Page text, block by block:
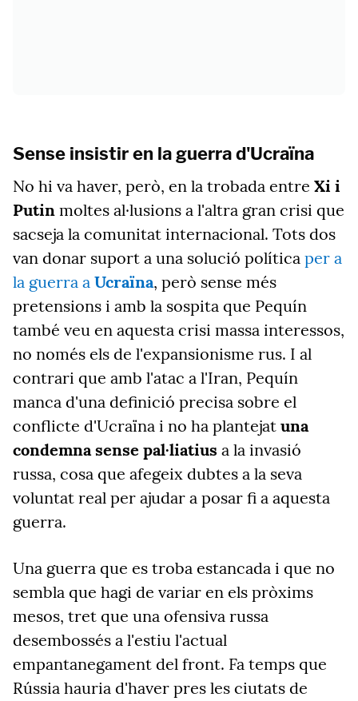
Sense insistir en la guerra d'Ucraïna
No hi va haver, però, en la trobada entre Xi i
Putin moltes al·lusions a l'altra gran crisi que
sacseja la comunitat internacional. Tots dos
van donar suport a una solució política per a
la guerra a Ucraïna, però sense més
pretensions i amb la sospita que Pequín
també veu en aquesta crisi massa interessos,
no només els de l'expansionisme rus. I al
contrari que amb l'atac a l'Iran, Pequín
manca d'una definició precisa sobre el
conflicte d'Ucraïna i no ha plantejat una
condemna sense pal·liatius a la invasió
russa, cosa que afegeix dubtes a la seva
voluntat real per ajudar a posar fi a aquesta
guerra.
Una guerra que es troba estancada i que no
sembla que hagi de variar en els pròxims
mesos, tret que una ofensiva russa
desembossés a l'estiu l'actual
empantanegament del front. Fa temps que
Rússia hauria d'haver pres les ciutats de